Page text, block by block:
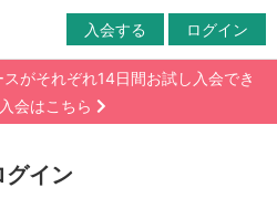
入会する ログイン
がそれぞれ14日間お試し入会でき
会はこちら
グイン